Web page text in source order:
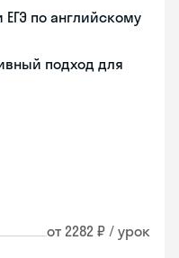
ЕГЭ по английскому
подход для
от 2282 ₽ / урок